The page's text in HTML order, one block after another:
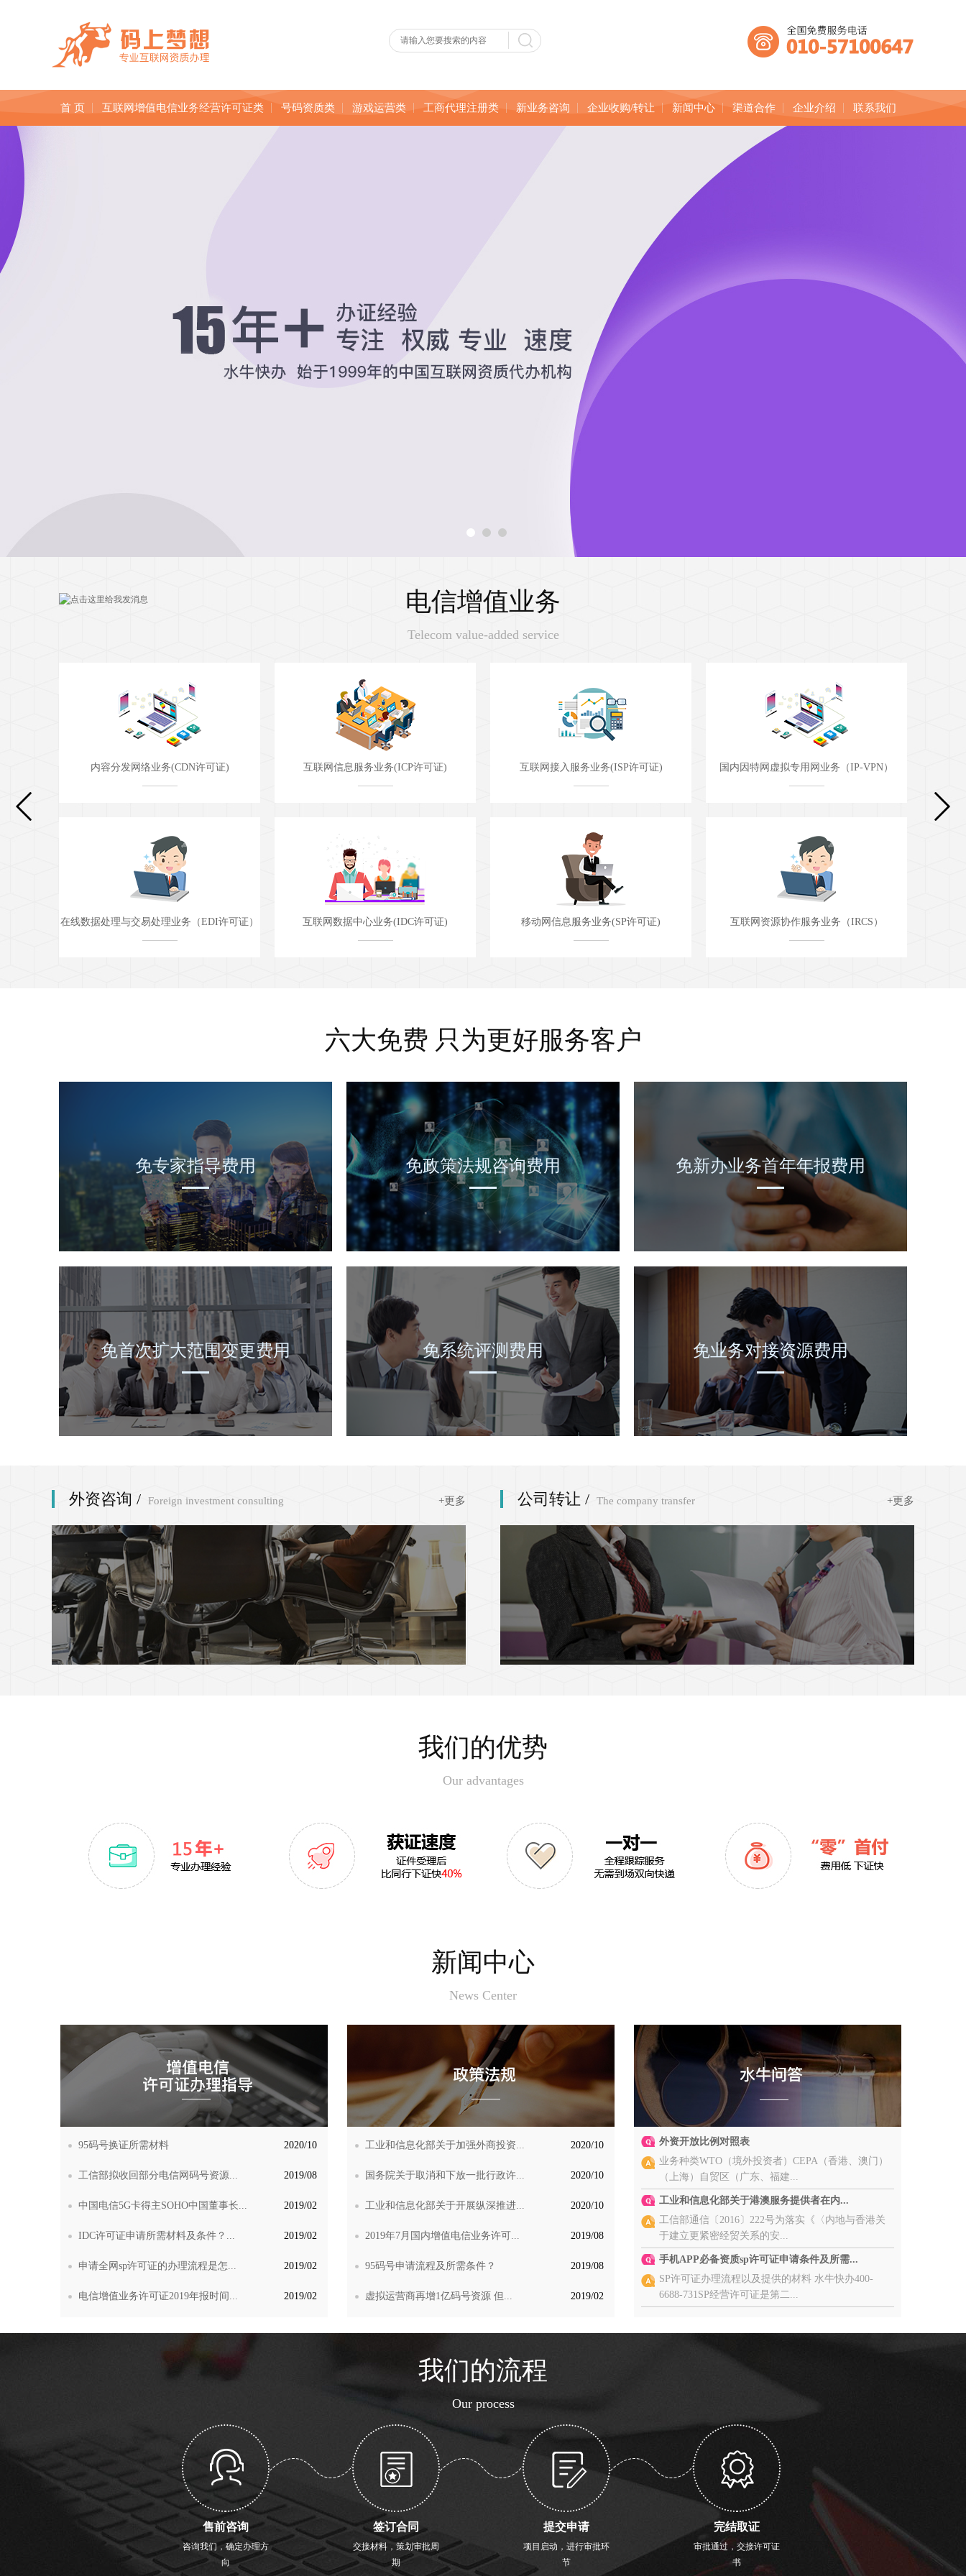
首 页 互联网增值电信业务经营许可证类 号码资质类 游戏运营类 工商代理注册类 新业务咨询 企业收购/转让 新闻中心 渠道合作 企业介绍 联系我们
电信增值业务
Telecom value-added service
互联网信息服务业务(ICP许可证)
互联网数据中心业务(IDC许可证)
互联网接入服务业务(ISP许可证)
移动网信息服务业务(SP许可证)
国内因特网虚拟专用网业务（IP-VPN）
互联网资源协作服务业务（IRCS）
固定网国内数据传送业务
国内甚小口径终端地球站(VSAT)通信业务
六大免费 只为更好服务客户
免专家指导费用 免政策法规咨询费用 免新办业务首年年报费用
免首次扩大范围变更费用 免系统评测费用 免业务对接资源费用
外资咨询 / Foreign investment consulting +更多 公司转让 / The company transfer +更多
我们的优势
Our advantages
新闻中心
News Center
95码号换证所需材料 2020/10
工信部拟收回部分电信网码号资源... 2019/08
中国电信5G卡得主SOHO中国董事长... 2019/02
IDC许可证申请所需材料及条件？... 2019/02
申请全网sp许可证的办理流程是怎... 2019/02
电信增值业务许可证2019年报时间... 2019/02
工业和信息化部关于加强外商投资... 2020/10
国务院关于取消和下放一批行政许... 2020/10
工业和信息化部关于开展纵深推进... 2020/10
2019年7月国内增值电信业务许可... 2019/08
95码号申请流程及所需条件？ 2019/08
虚拟运营商再增1亿码号资源 但... 2019/02
外资开放比例对照表
业务种类WTO（境外投资者）CEPA（香港、澳门）
（上海）自贸区（广东、福建...
工业和信息化部关于港澳服务提供者在内...
工信部通信〔2016〕222号为落实《〈内地与香港关
于建立更紧密经贸关系的安...
手机APP必备资质sp许可证申请条件及所需...
SP许可证办理流程以及提供的材料 水牛快办400-
6688-731SP经营许可证是第二...
我们的流程
Our process
售前咨询
咨询我们，确定办理方
向
签订合同
交接材料，策划审批周
期
提交申请
项目启动，进行审批环
节
完结取证
审批通过，交接许可证
书